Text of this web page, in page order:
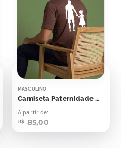
MASCULINO
Camiseta Paternidade Pai Ministério
A partir de:
R$ 85,00